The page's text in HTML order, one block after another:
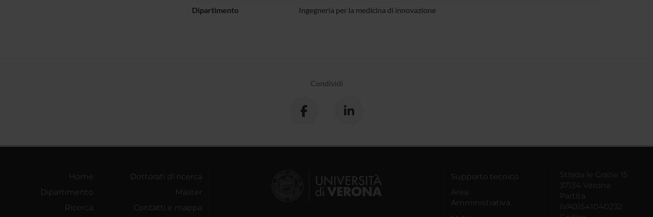
Dipartimento Ingegneria per la medicina di innovazione
Condividi
Home
Dipartimento
Ricerca
Dottorati di ricerca
Master
Contatti e mappa
Supporto tecnico
Area
Amministrativa
Strada le Grazie 15
37134 Verona
Partita
IVA01541040232